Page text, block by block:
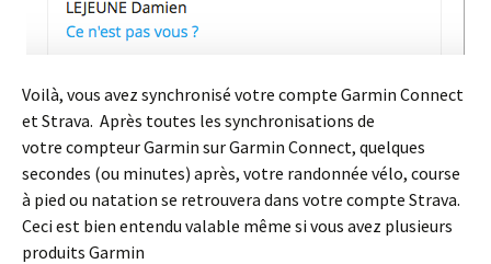
Voilà, vous avez synchronisé votre compte Garmin Connect
et Strava. Après toutes les synchronisations de
votre compteur Garmin sur Garmin Connect, quelques
secondes (ou minutes) après, votre randonnée vélo, course
à pied ou natation se retrouvera dans votre compte Strava.
Ceci est bien entendu valable même si vous avez plusieurs
produits Garmin